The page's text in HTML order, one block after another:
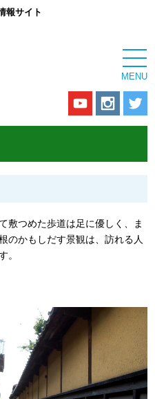
報サイト
敷つめた歩道は足に優しく、ま
のかもしだす景観は、訪れる人
。